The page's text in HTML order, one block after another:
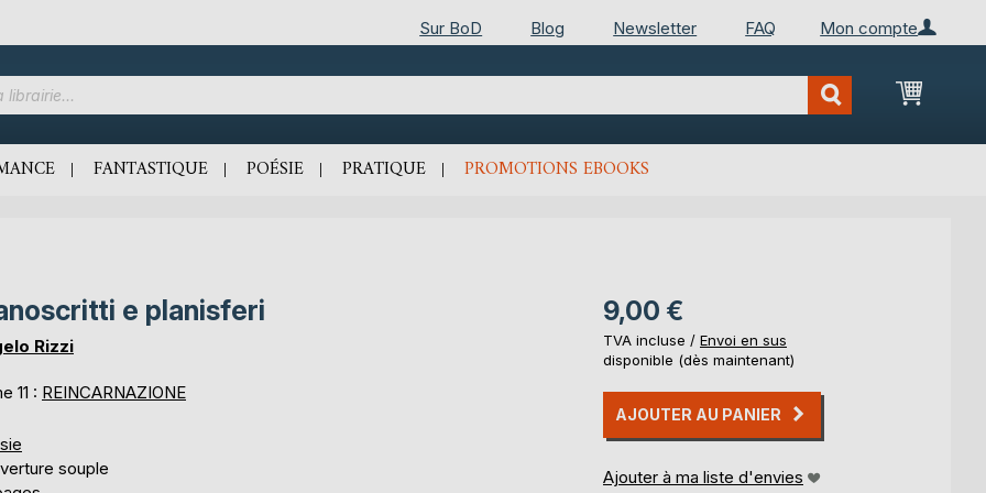
Mon compte
Sur BoD Blog Newsletter FAQ
Mon
FANTASTIQUE POÉSIE PRATIQUE PROMOTIONS EBOOKS
e planisferi
Rizzi
11 : REINCARNAZIONE
souple
9,00 €
TVA incluse / Envoi en sus
disponible (dès maintenant)
AJOUTER AU PANIER
Ajouter à ma liste d'envies